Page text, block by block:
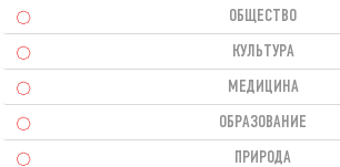
ОБЩЕСТВО
КУЛЬТУРА
МЕДИЦИНА
ОБРАЗОВАНИЕ
ПРИРОДА